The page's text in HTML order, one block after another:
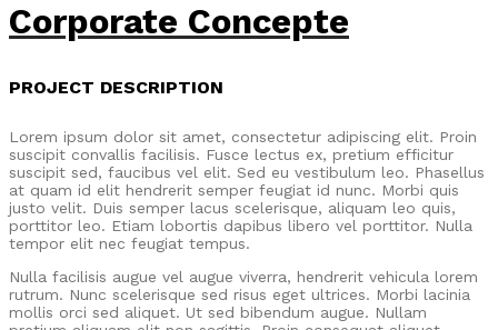
Corporate Concepte
PROJECT DESCRIPTION
Lorem ipsum dolor sit amet, consectetur adipiscing elit. Proin
suscipit convallis facilisis. Fusce lectus ex, pretium efficitur
suscipit sed, faucibus vel elit. Sed eu vestibulum leo. Phasellus
at quam id elit hendrerit semper feugiat id nunc. Morbi quis
justo velit. Duis semper lacus scelerisque, aliquam leo quis,
porttitor leo. Etiam lobortis dapibus libero vel porttitor. Nulla
tempor elit nec feugiat tempus.
Nulla facilisis augue vel augue viverra, hendrerit vehicula lorem
rutrum. Nunc scelerisque sed risus eget ultrices. Morbi lacinia
mollis orci sed aliquet. Ut sed bibendum augue. Nullam